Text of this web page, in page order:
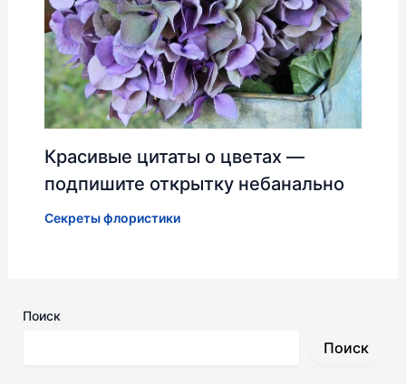
Красивые цитаты о цветах —
подпишите открытку небанально
Секреты флористики
Поиск
Поиск